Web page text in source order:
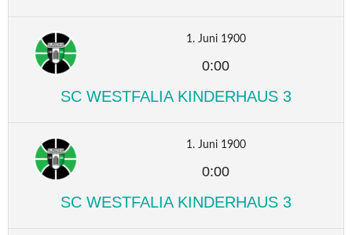
1. Juni 1900
0:00
SC WESTFALIA KINDERHAUS 3
1. Juni 1900
0:00
SC WESTFALIA KINDERHAUS 3